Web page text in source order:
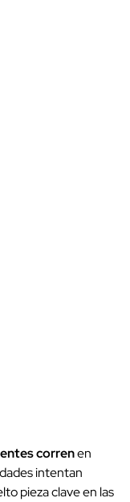
correnen
intentan
pieza clave en las